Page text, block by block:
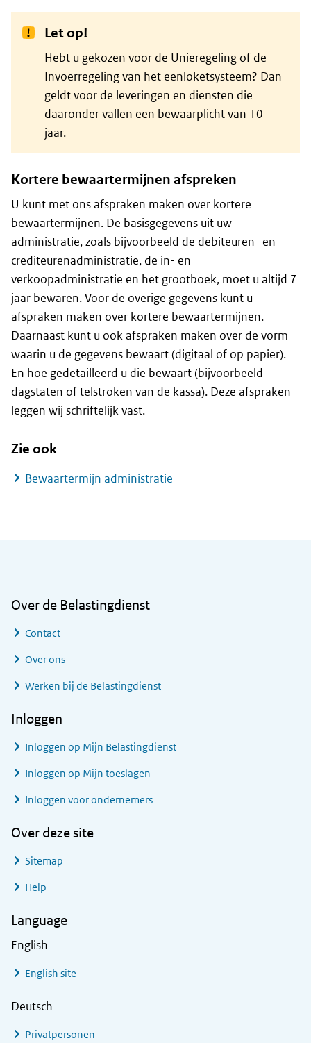
Let op!
Hebt u gekozen voor de Unieregeling of de
Invoerregeling van het eenloketsysteem? Dan
geldt voor de leveringen en diensten die
daaronder vallen een bewaarplicht van 10
jaar.
Kortere bewaartermijnen afspreken
U kunt met ons afspraken maken over kortere
bewaartermijnen. De basisgegevens uit uw
administratie, zoals bijvoorbeeld de debiteuren- en
crediteurenadministratie, de in- en
verkoopadministratie en het grootboek, moet u altijd 7
jaar bewaren. Voor de overige gegevens kunt u
afspraken maken over kortere bewaartermijnen.
Daarnaast kunt u ook afspraken maken over de vorm
waarin u de gegevens bewaart (digitaal of op papier).
En hoe gedetailleerd u die bewaart (bijvoorbeeld
dagstaten of telstroken van de kassa). Deze afspraken
leggen wij schriftelijk vast.
Zie ook
Bewaartermijn administratie
Over de Belastingdienst
Contact
Over ons
Werken bij de Belastingdienst
Inloggen
Inloggen op Mijn Belastingdienst
Inloggen op Mijn toeslagen
Inloggen voor ondernemers
Over deze site
Sitemap
Help
Language
English
English site
Deutsch
Privatpersonen